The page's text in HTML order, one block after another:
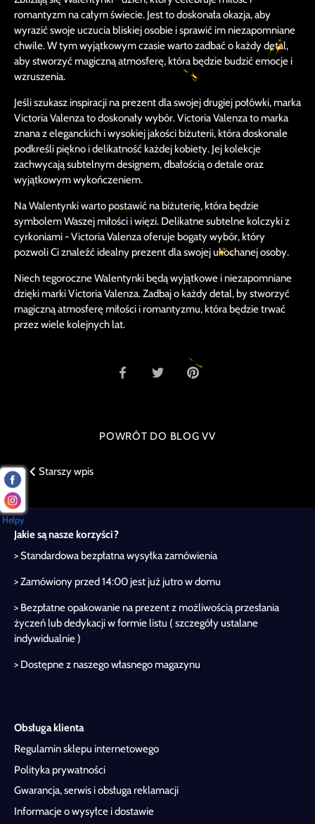
romantyzm na całym świecie. Jest to doskonała okazja, aby
wyrazić swoje uczucia bliskiej osobie i sprawić im niezapomniane
chwile. W tym wyjątkowym czasie warto zadbać o każdy detal,
aby stworzyć magiczną atmosferę, która będzie budzić emocje i
wzruszenia.
Jeśli szukasz inspiracji na prezent dla swojej drugiej połówki, marka
Victoria Valenza to doskonały wybór. Victoria Valenza to marka
znana z eleganckich i wysokiej jakości biżuterii, która doskonale
podkreśli piękno i delikatność każdej kobiety. Jej kolekcje
zachwycają subtelnym designem, dbałością o detale oraz
wyjątkowym wykończeniem.
Na Walentynki warto postawić na biżuterię, która będzie
symbolem Waszej miłości i więzi. Delikatne subtelne kolczyki z
cyrkoniami - Victoria Valenza oferuje bogaty wybór, który
pozwoli Ci znaleźć idealny prezent dla swojej ukochanej osoby.
Niech tegoroczne Walentynki będą wyjątkowe i niezapomniane
dzięki marki Victoria Valenza. Zadbaj o każdy detal, by stworzyć
magiczną atmosferę miłości i romantyzmu, która będzie trwać
przez wiele kolejnych lat.
UdostępnijUdostępnij
Pin
POWRÓT DO BLOG VV
Starszy wpis
Jakie są nasze korzyści?
> Standardowa bezpłatna wysyłka zamówienia
> Zamówiony przed 14:00 jest już jutro w domu
> Bezpłatne opakowanie na prezent z możliwością przesłania
życzeń lub dedykacji w formie listu ( szczegóły ustalane
indywidualnie )
> Dostępne z naszego własnego magazynu
Obsługa klienta
Regulamin sklepu internetowego
Polityka prywatności
Gwarancja, serwis i obsługa reklamacji
Informacje o wysyłce i dostawie
Helpy